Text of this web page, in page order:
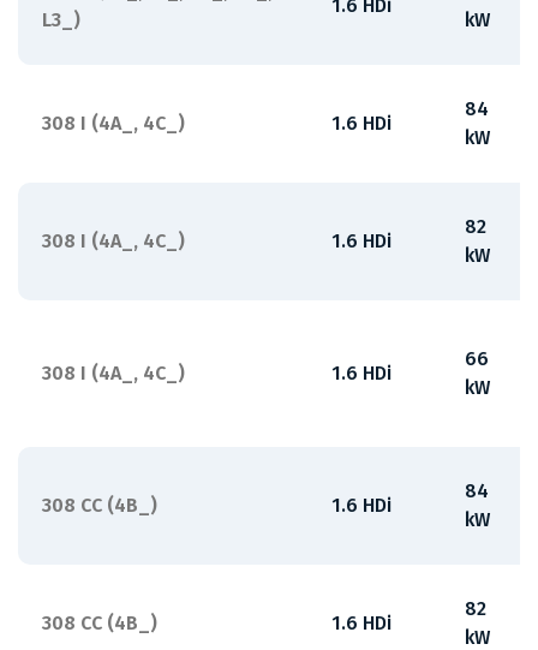
L3_)
1.6 HDi
kW
308 I (4A_, 4C_) 1.6 HDi
84
kW
308 I (4A_, 4C_) 1.6 HDi
82
kW
308 I (4A_, 4C_) 1.6 HDi
66
kW
308 CC (4B_) 1.6 HDi
84
kW
308 CC (4B_) 1.6 HDi
82
kW